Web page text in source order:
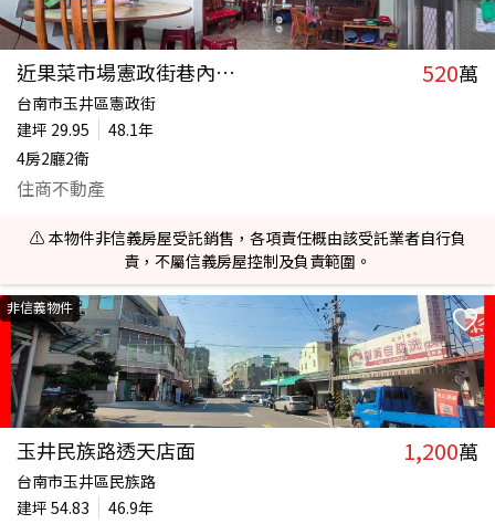
近果菜市場憲政街巷內透天 520萬
台南市玉井區憲政街
建坪 29.95
48.1年
4房2廳2衛
住商不動產
⚠️ 本物件非信義房屋受託銷售，各項責任概由該受託業者自行負
責，不屬信義房屋控制及負責範圍。
非信義物件
玉井民族路透天店面 1,200萬
台南市玉井區民族路
建坪 54.83
46.9年